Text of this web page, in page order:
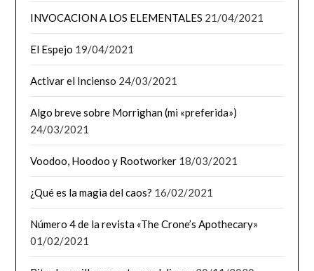
INVOCACION A LOS ELEMENTALES 21/04/2021
El Espejo 19/04/2021
Activar el Incienso 24/03/2021
Algo breve sobre Morrighan (mi «preferida»)
24/03/2021
Voodoo, Hoodoo y Rootworker 18/03/2021
¿Qué es la magia del caos? 16/02/2021
Número 4 de la revista «The Crone’s Apothecary»
01/02/2021